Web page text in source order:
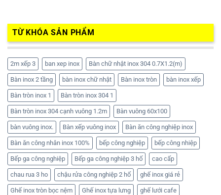
TỪ KHÓA SẢN PHẨM
2m xếp 3 ban xep inox Bàn chữ nhật inox 304 0.7X1.2(m)
Bàn inox 2 tầng bàn inox chữ nhật Bàn inox tròn bàn inox xếp
Bàn tròn inox 1 Bàn tròn inox 304 1
Bàn tròn inox 304 cạnh vuông 1.2m Bàn vuông 60x100
bàn vuông inox. Bàn xếp vuông inox Bàn ăn công nghiệp inox
Bàn ăn công nhân inox 100% bếp công nghiệp bếp công nhiệp
Bếp ga công nghiệp Bếp ga công nghiệp 3 hố cao cấp
chau rua 3 ho chậu rửa công nghiệp 2 hố ghế inox giá rẻ
Ghế inox tròn bọc nệm Ghế inox tựa lưng ghế lưới cafe